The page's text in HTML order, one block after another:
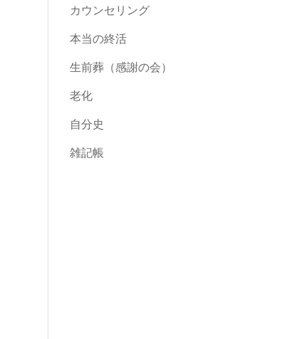
カウンセリング
本当の終活
生前葬（感謝の会）
老化
自分史
雑記帳